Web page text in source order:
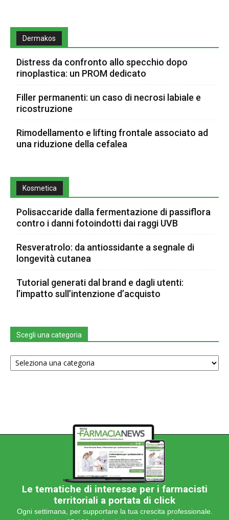
Dermakos
Distress da confronto allo specchio dopo
rinoplastica: un PROM dedicato
Filler permanenti: un caso di necrosi labiale e
ricostruzione
Rimodellamento e lifting frontale associato ad
una riduzione della cefalea
Kosmetica
Polisaccaride dalla fermentazione di passiflora
contro i danni fotoindotti dai raggi UVB
Resveratrolo: da antiossidante a segnale di
longevità cutanea
Tutorial generati dal brand e dagli utenti:
l’impatto sull’intenzione d’acquisto
Scegli una categoria
Scegli
una
Le tematiche di interesse per i farmacisti
territoriali a portata di click
Ogni settimana, per supportare la tua crescita professionale.